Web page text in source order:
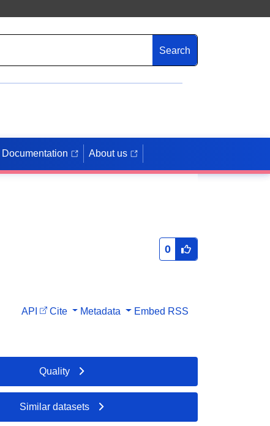
Search
Documentation About us
0
API Cite Metadata Embed RSS
Quality
Similar datasets